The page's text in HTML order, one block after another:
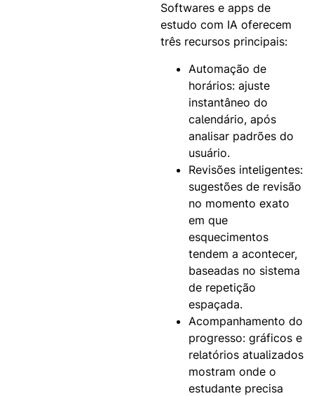
Softwares e apps de
estudo com IA oferecem
três recursos principais:
Automação de
horários: ajuste
instantâneo do
calendário, após
analisar padrões do
usuário.
Revisões inteligentes:
sugestões de revisão
no momento exato
em que
esquecimentos
tendem a acontecer,
baseadas no sistema
de repetição
espaçada.
Acompanhamento do
progresso: gráficos e
relatórios atualizados
mostram onde o
estudante precisa